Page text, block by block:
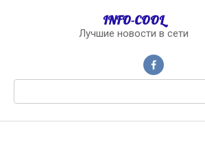
INFO-COOL
Лучшие новости в сети